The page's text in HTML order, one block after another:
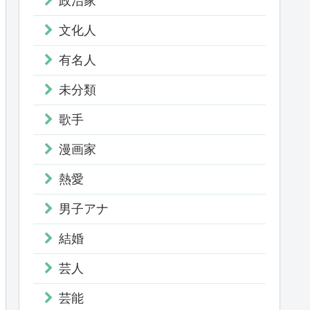
文化人
有名人
未分類
歌手
漫画家
熱愛
男子アナ
結婚
芸人
芸能